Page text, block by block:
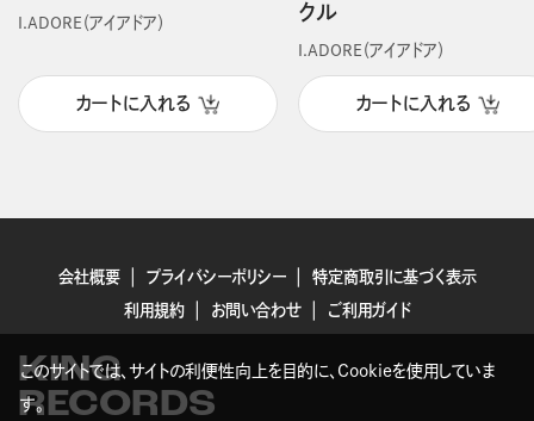
I.ADORE（アイアドア）
カートに入れる
クル
I.ADORE（アイアドア）
カートに入れる
会社概要 プライバシーポリシー
特定商取引に基づく表示
利用規約
お問い合わせ ご利用ガイド
KING
RECORDS
このサイトでは、サイトの利便性向上を目的に、Cookieを使用していま
す。